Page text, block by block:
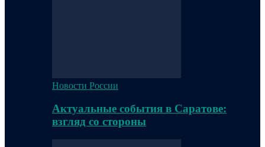
Новости России
Актуальные события в Саратове:
взгляд со стороны